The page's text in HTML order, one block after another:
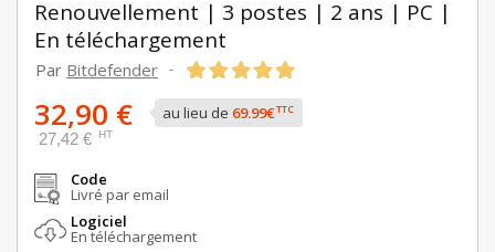
Renouvellement | 3 postes | 2 ans | PC |
En téléchargement
Par Bitdefender -
32,90 € au lieu de 69.99€TTC
27,42 € HT
Code
Livré par email
Logiciel
En téléchargement